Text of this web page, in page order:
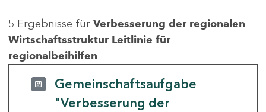
5 Ergebnisse für Verbesserung der regionalen
Wirtschaftsstruktur Leitlinie für
regionalbeihilfen
Gemeinschaftsaufgabe
"Verbesserung der